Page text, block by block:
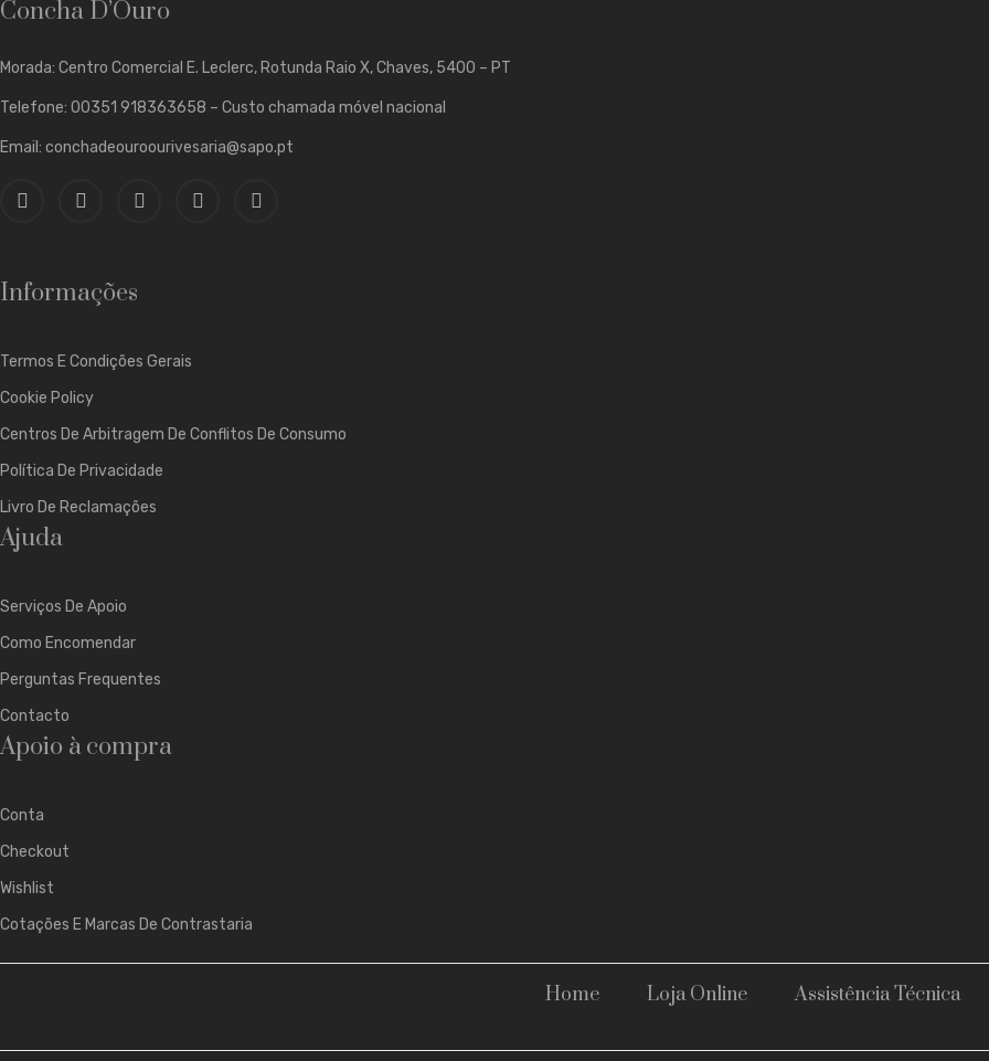
Concha D’Ouro
Morada: Centro Comercial E. Leclerc, Rotunda Raio X, Chaves, 5400 – PT
Telefone: 00351 918363658 – Custo chamada móvel nacional
Email: conchadeouroourivesaria@sapo.pt
Informações
Termos E Condições Gerais
Cookie Policy
Centros De Arbitragem De Conflitos De Consumo
Política De Privacidade
Livro De Reclamações
Ajuda
Serviços De Apoio
Como Encomendar
Perguntas Frequentes
Contacto
Apoio à compra
Conta
Checkout
Wishlist
Cotações E Marcas De Contrastaria
Home Loja Online Assistência Técnica